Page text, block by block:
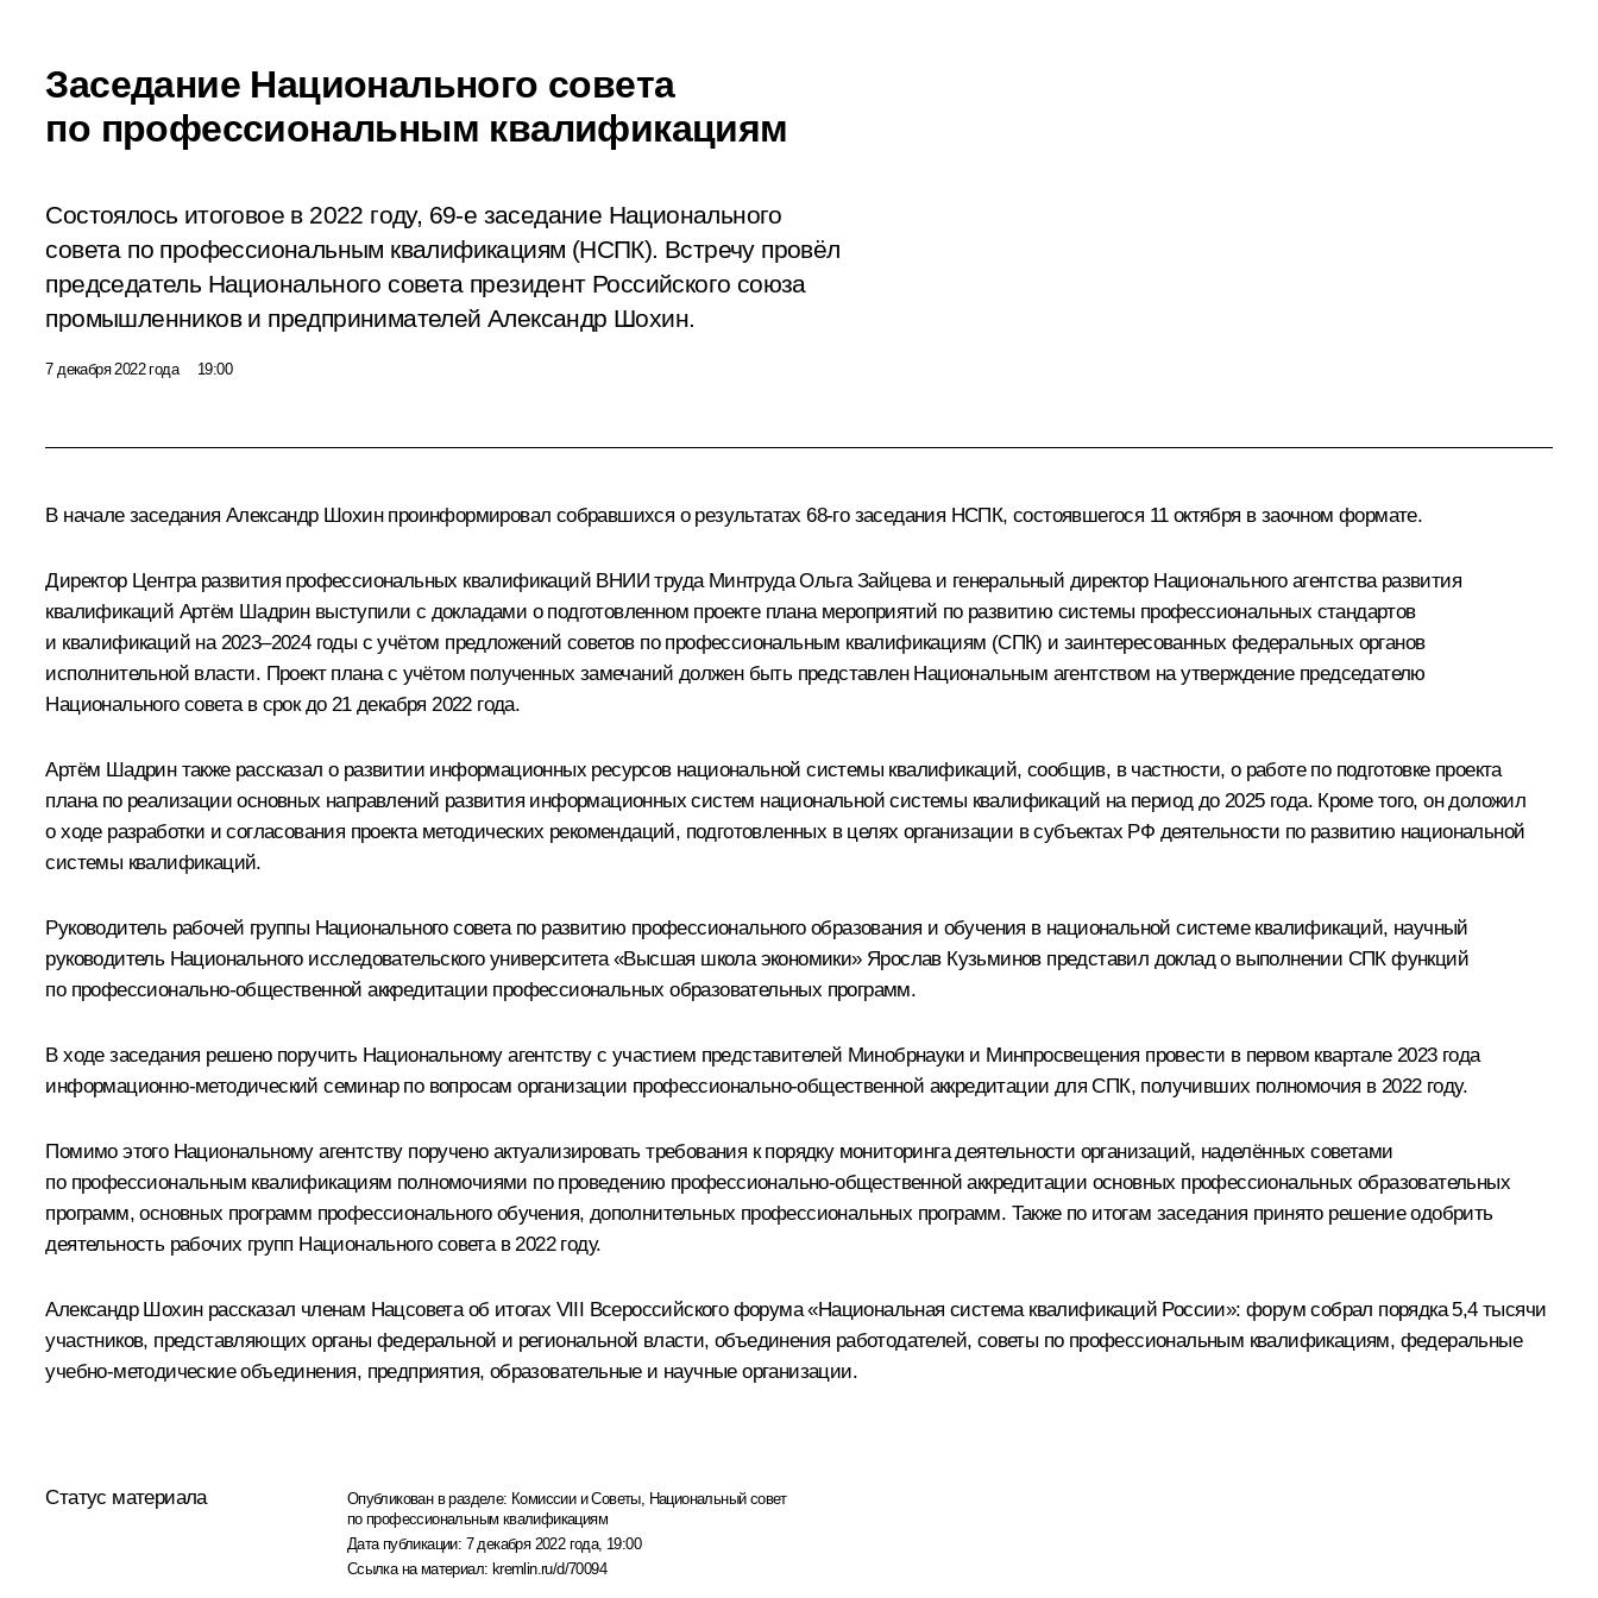
Заседание Национального совета
по профессиональным квалификациям
Состоялось итоговое в 2022 году, 69-е заседание Национального
совета по профессиональным квалификациям (НСПК). Встречу провёл
председатель Национального совета президент Российского союза
промышленников и предпринимателей Александр Шохин.
7 декабря 2022 года 19:00
В начале заседания Александр Шохинпроинформировал собравшихся о результатах68-го заседания НСПК, состоявшегося 11 октября в заочном формате.
Директор Центра развития профессиональных квалификаций ВНИИ труда Минтруда Ольга Зайцева и генеральный директор Национального агентства развития
квалификаций Артём Шадрин выступили с докладами о подготовленном проекте плана мероприятий по развитию системы профессиональных стандартов
и квалификаций на 2023–2024 годы с учётом предложений советов по профессиональным квалификациям (СПК) и заинтересованных федеральных органов
исполнительной власти. Проект плана с учётом полученных замечаний должен быть представлен Национальным агентством на утверждение председателю
Национального совета в срок до 21 декабря 2022 года.
Артём Шадрин также рассказал о развитии информационных ресурсов национальной системы квалификаций, сообщив, в частности, о работе по подготовке проекта
плана по реализации основных направлений развития информационных систем национальной системы квалификаций на период до 2025 года. Кроме того, он доложил
о ходе разработки и согласования проекта методических рекомендаций, подготовленных в целях организации в субъектах РФ деятельности по развитию национальной
системы квалификаций.
Руководитель рабочей группы Национального совета по развитию профессионального образования и обучения в национальной системе квалификаций, научный
руководитель Национального исследовательского университета «Высшая школа экономики» Ярослав Кузьминов представил доклад о выполнении СПК функций
по профессионально-общественной аккредитации профессиональных образовательных программ.
В ходе заседания решено поручить Национальному агентству с участием представителей Минобрнауки и Минпросвещения провести в первом квартале 2023 года
информационно-методический семинар по вопросам организации профессионально-общественной аккредитации для СПК, получивших полномочия в 2022 году.
Помимо этого Национальному агентству поручено актуализировать требования к порядку мониторинга деятельности организаций, наделённых советами
по профессиональным квалификациям полномочиями по проведению профессионально-общественной аккредитации основных профессиональных образовательных
программ, основных программ профессионального обучения, дополнительных профессиональных программ. Также по итогам заседания принято решение одобрить
деятельность рабочих групп Национального совета в 2022 году.
Александр Шохин рассказал членам Нацсовета об итогах VIII Всероссийского форума «Национальная система квалификаций России»: форум собрал порядка 5,4 тысячи
участников, представляющих органы федеральной и региональной власти, объединения работодателей, советы по профессиональным квалификациям, федеральные
учебно-методические объединения, предприятия, образовательные и научные организации.
Статус материала Опубликован в разделе: Комиссии и Советы, Национальный совет
по профессиональным квалификациям
Дата публикации: 7 декабря 2022 года, 19:00
Ссылка на материал: kremlin.ru/d/70094